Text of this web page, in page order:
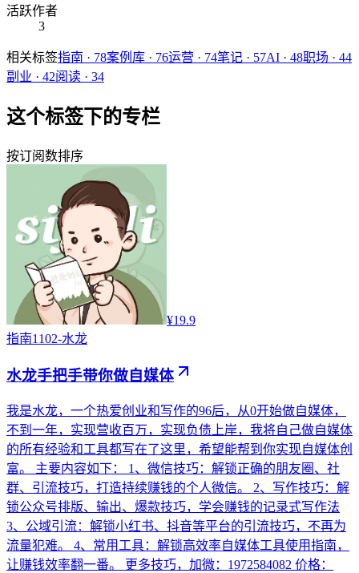
活跃作者
3
相关标签指南 · 78案例库 · 76运营 · 74笔记 · 57AI · 48职场 · 44
副业 · 42阅读 · 34
这个标签下的专栏
按订阅数排序
¥19.9
指南1102-水龙
水龙手把手带你做自媒体
我是水龙，一个热爱创业和写作的96后，从0开始做自媒体，
不到一年，实现营收百万，实现负债上岸，我将自己做自媒体
的所有经验和工具都写在了这里，希望能帮到你实现自媒体创
富。 主要内容如下： 1、微信技巧：解锁正确的朋友圈、社
群、引流技巧，打造持续赚钱的个人微信。 2、写作技巧：解
锁公众号排版、输出、爆款技巧，学会赚钱的记录式写作法
3、公域引流：解锁小红书、抖音等平台的引流技巧，不再为
流量犯难。 4、常用工具：解锁高效率自媒体工具使用指南，
让赚钱效率翻一番。 更多技巧，加微：1972584082 价格：